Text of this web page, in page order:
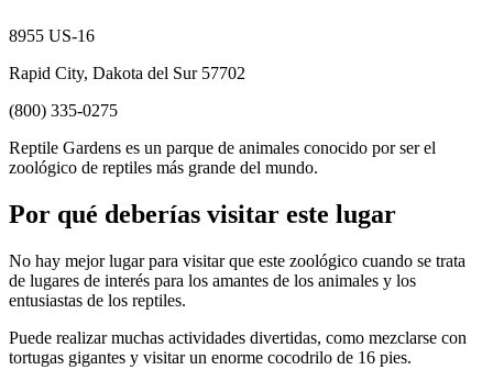
8955 US-16
Rapid City, Dakota del Sur 57702
(800) 335-0275
Reptile Gardens es un parque de animales conocido por ser el
zoológico de reptiles más grande del mundo.
Por qué deberías visitar este lugar
No hay mejor lugar para visitar que este zoológico cuando se trata
de lugares de interés para los amantes de los animales y los
entusiastas de los reptiles.
Puede realizar muchas actividades divertidas, como mezclarse con
tortugas gigantes y visitar un enorme cocodrilo de 16 pies.